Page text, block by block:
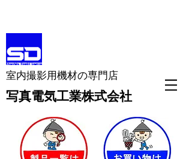
室内撮影用機材の専門店
​写真電気工業株式会社